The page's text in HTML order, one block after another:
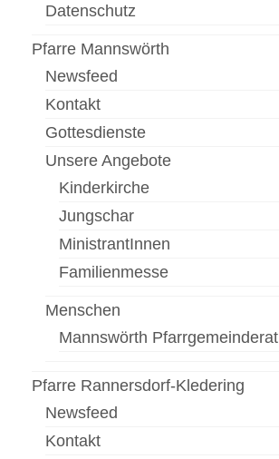
Datenschutz
Pfarre Mannswörth
Newsfeed
Kontakt
Gottesdienste
Unsere Angebote
Kinderkirche
Jungschar
MinistrantInnen
Familienmesse
Menschen
Mannswörth Pfarrgemeinderat
Pfarre Rannersdorf-Kledering
Newsfeed
Kontakt